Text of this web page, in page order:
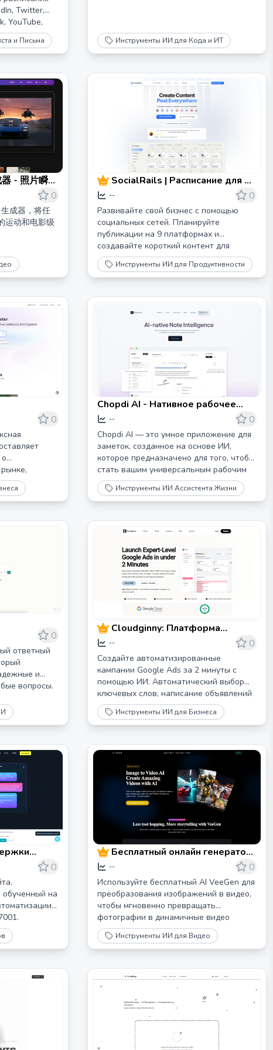
Twitter,
YouTube,
и Письма Инструменты ИИ для Кода и ИТ
- 照片瞬间
0
成器，将任
运动和电影级
SocialRails | Расписание для 9
социальных медиа платформ
-- 0
Развивайте свой бизнес с помощью
социальных сетей. Планируйте
публикации на 9 платформах и
создавайте короткий контент для
легкого продвижения вашего продукта.
Инструменты ИИ для Продуктивности
0
отраслевые
Chopdi AI - Нативное рабочее
пространство для заметок на
основе ИИ
-- 0
Chopdi AI — это умное приложение для
заметок, созданное на основе ИИ,
которое предназначено для того, чтобы
стать вашим универсальным рабочим
пространством. Оно сочетает в себе
мощную автоматизацию на основе ИИ и
управлять проектами и писать лучше —
Инструменты ИИ Ассистента Жизни
0
ответный
и
вопросы.
Cloudginny: Платформа
автоматизации Google Ads на
базе ИИ
-- 0
Создайте автоматизированные
кампании Google Ads за 2 минуты с
помощью ИИ. Автоматический выбор
ключевых слов, написание объявлений
и оптимизация. 7-дневная бесплатная
пробная версия. Не требуется
Инструменты ИИ для Бизнеса
0
обученный на
с
Бесплатный онлайн генератор
видео из изображений с ИИ |
VeeGen
-- 0
Используйте бесплатный AI VeeGen для
преобразования изображений в видео,
чтобы мгновенно превращать
фотографии в динамичные видео
онлайн, без водяных знаков.
Создавайте потрясающие анимации для
Инструменты ИИ для Видео